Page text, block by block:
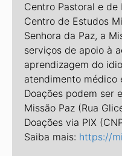
Centro Pastoral e
Centro de Estudos
Senhora da Paz, a
serviços de apoio à
aprendizagem do
atendimento médico
Doações podem ser
Missão Paz (Rua
Doações via PIX
Saiba mais: https://